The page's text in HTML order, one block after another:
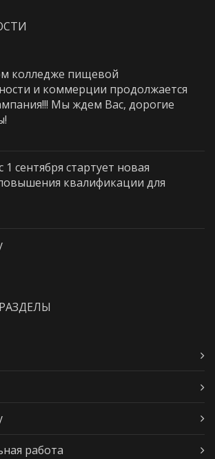
колледже пищевой
и коммерции продолжается
Мы ждем Вас, дорогие
сентября стартует новая
квалификации для
работа